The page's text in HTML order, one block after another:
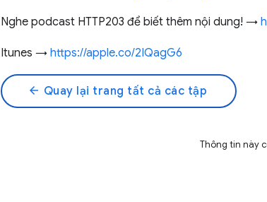
Nghe podcast HTTP203 để biết thêm nội dung! →
Itunes → https://apple.co/2IQagG6
arrow_back Quay lại trang tất cả các tập
Thông tin này